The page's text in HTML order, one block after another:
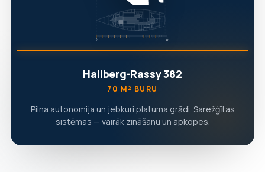
Hallberg-Rassy 382
70 M² BURU
Pilna autonomija un jebkuri platuma grādi. Sarežģītas
sistēmas — vairāk zināšanu un apkopes.